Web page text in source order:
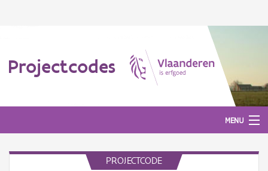
Projectcodes
MENU
PROJECTCODE